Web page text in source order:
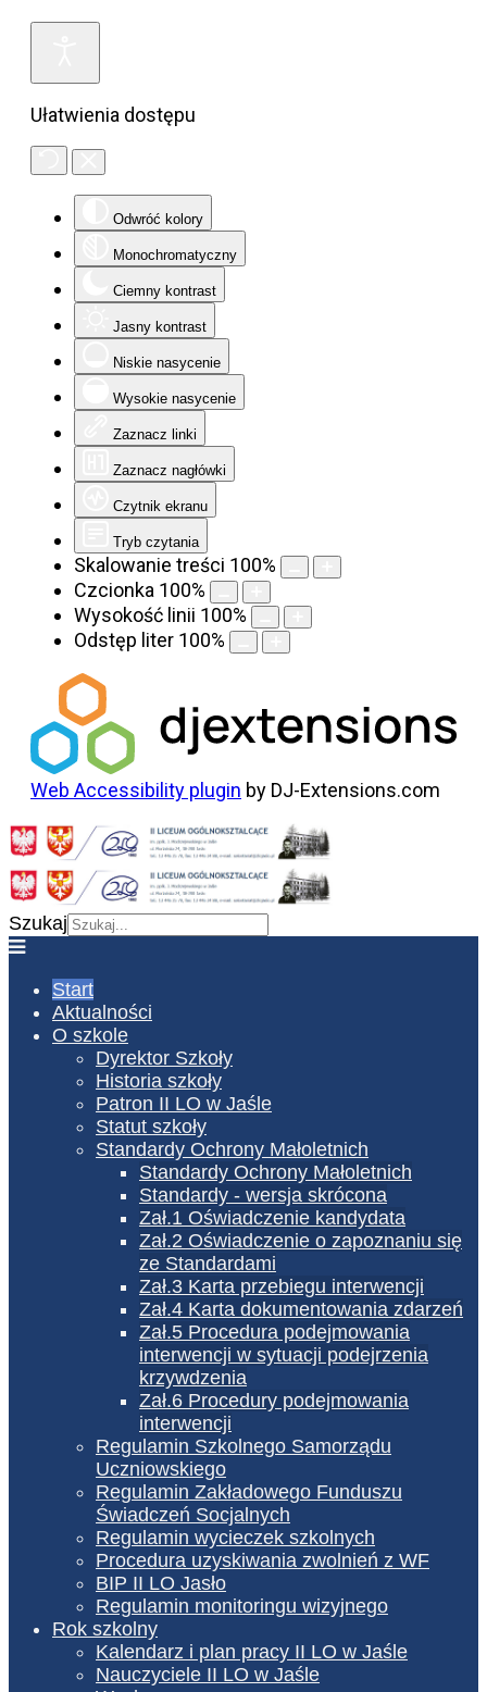
Ułatwienia dostępu
Odwróć kolory
Monochromatyczny
Ciemny kontrast
Jasny kontrast
Niskie nasycenie
Wysokie nasycenie
Zaznacz linki
Zaznacz nagłówki
Czytnik ekranu
Tryb czytania
Skalowanie treści 100%
Czcionka 100%
Wysokość linii 100%
Odstęp liter 100%
Web Accessibility plugin by DJ-Extensions.com
Szukaj
Start
Aktualności
O szkole
Dyrektor Szkoły
Historia szkoły
Patron II LO w Jaśle
Statut szkoły
Standardy Ochrony Małoletnich
Standardy Ochrony Małoletnich
Standardy - wersja skrócona
Zał.1 Oświadczenie kandydata
Zał.2 Oświadczenie o zapoznaniu się
ze Standardami
Zał.3 Karta przebiegu interwencji
Zał.4 Karta dokumentowania zdarzeń
Zał.5 Procedura podejmowania
interwencji w sytuacji podejrzenia
krzywdzenia
Zał.6 Procedury podejmowania
interwencji
Regulamin Szkolnego Samorządu
Uczniowskiego
Regulamin Zakładowego Funduszu
Świadczeń Socjalnych
Regulamin wycieczek szkolnych
Procedura uzyskiwania zwolnień z WF
BIP II LO Jasło
Regulamin monitoringu wizyjnego
Rok szkolny
Kalendarz i plan pracy II LO w Jaśle
Nauczyciele II LO w Jaśle